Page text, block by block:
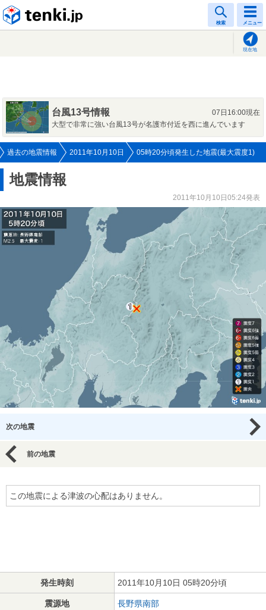
検索 メニュー
現在地
台風13号情報
07日16:00現在
大型で非常に強い台風13号が名護市付近を西に進んでいます
過去の地震情報 2011年10月10日 05時20分頃発生した地震(最大震度1)
地震情報
2011年10月10日05:24発表
次の地震
前の地震
この地震による津波の心配はありません。
発生時刻 2011年10月10日 05時20分頃
震源地 長野県南部